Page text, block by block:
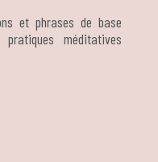
et phrases de base
méditatives